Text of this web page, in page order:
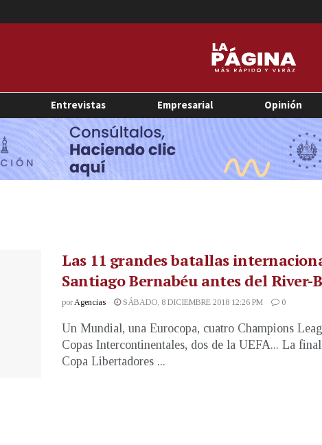
Entrevistas Empresarial Opinión
Las 11 grandes batallas
Santiago Bernabéu antes del River-
porAgencias SÁBADO, 8 DICIEMBRE 2018 12:26 PM 0
Un Mundial, una Eurocopa, cuatro Champions
Copas Intercontinentales, dos de la UEFA... La
Copa Libertadores ...